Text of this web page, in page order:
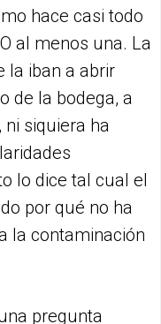
hace casi todo
al menos una. La
la iban a abrir
de la bodega, a
siquiera ha
lo dice tal cual el
por qué no ha
la contaminación
pregunta